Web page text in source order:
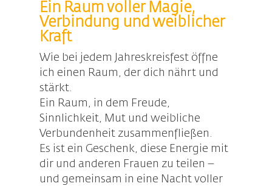
Ein Raum voller Magie,
Verbindung und weiblicher
Kraft
Wie bei jedem Jahreskreisfest öffne
ich einen Raum, der dich nährt und
stärkt.
Ein Raum, in dem Freude,
Sinnlichkeit, Mut und weibliche
Verbundenheit zusammenfließen.
Es ist ein Geschenk, diese Energie mit
dir und anderen Frauen zu teilen –
und gemeinsam in eine Nacht voller